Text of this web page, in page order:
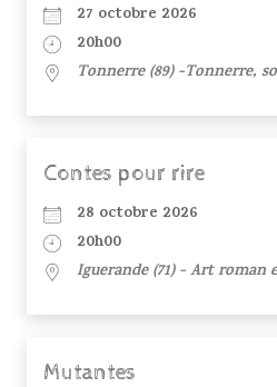
27 octobre 2026
20h00
Tonnerre (89) -Tonnerre,
Contes pour rire
28 octobre 2026
20h00
Iguerande (71) - Art roman
Mutantes